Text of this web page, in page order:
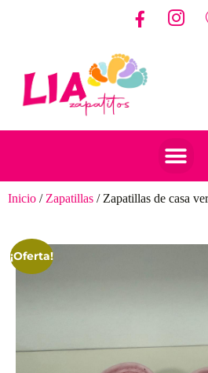
Inicio / Zapatillas / Zapatillas de casa
¡Oferta!